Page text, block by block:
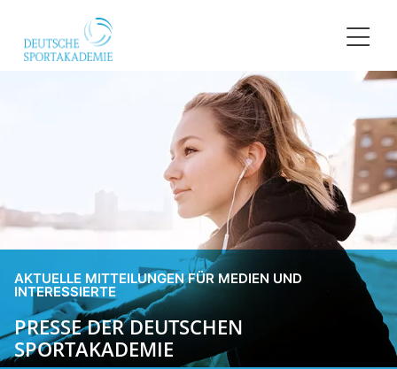
Toggle
AKTUELLE MITTEILUNGEN FÜR MEDIEN UND
INTERESSIERTE
PRESSE DER DEUTSCHEN
SPORTAKADEMIE